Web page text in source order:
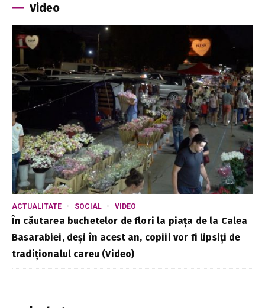
Video
ACTUALITATE SOCIAL VIDEO
În căutarea buchetelor de flori la piața de la Calea
Basarabiei, deși în acest an, copiii vor fi lipsiți de
tradiționalul careu (Video)